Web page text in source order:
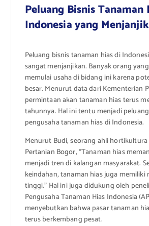
Peluang Bisnis Tanaman
Indonesia yang
Peluang bisnis tanaman hias di
sangat menjanjikan. Banyak orang
memulai usaha di bidang ini karena
besar. Menurut data dari Kementerian
permintaan akan tanaman hias terus
tahunnya. Hal ini tentu menjadi
pengusaha tanaman hias di Indonesia.
Menurut Budi, seorang ahli
Pertanian Bogor, “Tanaman hias
menjadi tren di kalangan masyarakat.
keindahan, tanaman hias juga memiliki
tinggi.” Hal ini juga didukung oleh
Pengusaha Tanaman Hias Indonesia
menyebutkan bahwa pasar tanaman
terus berkembang pesat.